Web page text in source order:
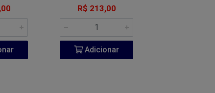
R$ 213,00
Adicionar